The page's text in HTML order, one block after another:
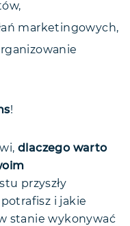
marketingowych,
!
dlaczego warto
przyszły
i jakie
stanie wykonywać